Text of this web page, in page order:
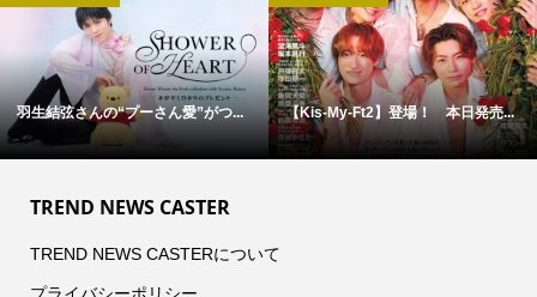
羽生結弦さんの“プーさん愛”がつ... 【Kis-My-Ft2】登場！ 本日発売...
TREND NEWS CASTER
TREND NEWS CASTERについて